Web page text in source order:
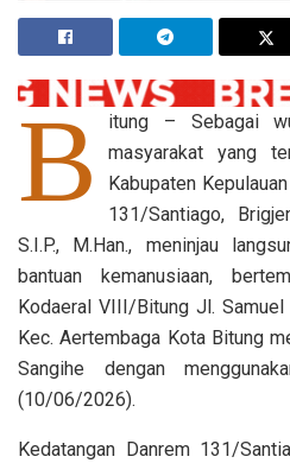
B
itung – Sebagai
masyarakat yang
Kabupaten
131/Santiago,
S.I.P., M.Han., meninjau
bantuan kemanusiaan,
Kodaeral VIII/Bitung Jl.
Kec. Aertembaga Kota Bitung
Sangihe dengan
(10/06/2026).
Kedatangan Danrem 131/